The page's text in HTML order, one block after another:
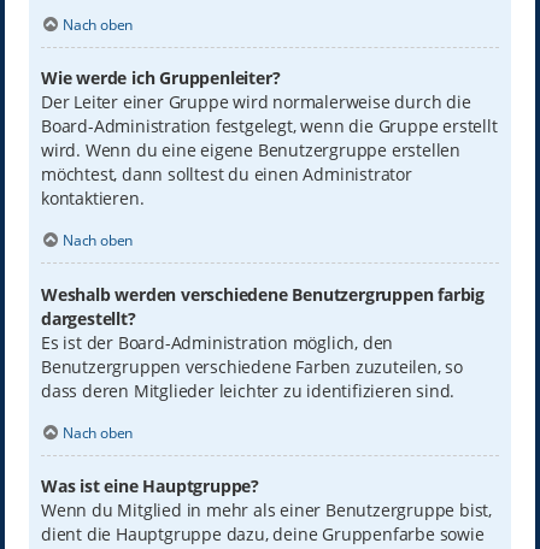
Nach oben
Wie werde ich Gruppenleiter?
Der Leiter einer Gruppe wird normalerweise durch die
Board-Administration festgelegt, wenn die Gruppe erstellt
wird. Wenn du eine eigene Benutzergruppe erstellen
möchtest, dann solltest du einen Administrator
kontaktieren.
Nach oben
Weshalb werden verschiedene Benutzergruppen farbig
dargestellt?
Es ist der Board-Administration möglich, den
Benutzergruppen verschiedene Farben zuzuteilen, so
dass deren Mitglieder leichter zu identifizieren sind.
Nach oben
Was ist eine Hauptgruppe?
Wenn du Mitglied in mehr als einer Benutzergruppe bist,
dient die Hauptgruppe dazu, deine Gruppenfarbe sowie